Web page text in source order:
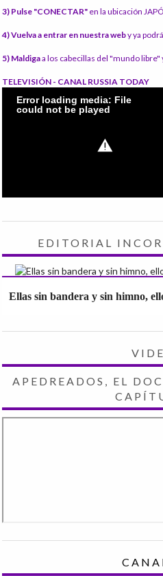
3) Pulse "CONECTAR" en la ubicación
4) Vuelva a entrar en nuestra weby ya
5) Maldigaa los cabecillas del "mundo libre"
TELEVISIÓN - CANAL RUSSIA TODAY
EDITORIAL
Ellas sin bandera y sin himno,
APEDREADOS, EL